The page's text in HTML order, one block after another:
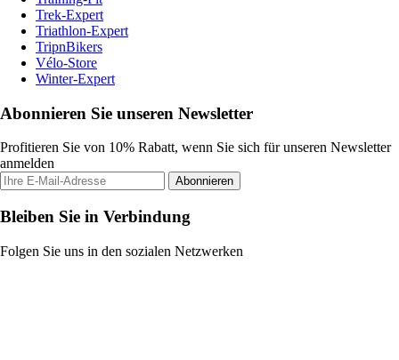
Trek-Expert
Triathlon-Expert
TripnBikers
Vélo-Store
Winter-Expert
Abonnieren Sie unseren Newsletter
Profitieren Sie von 10% Rabatt, wenn Sie sich für unseren Newsletter
anmelden
Abonnieren
Bleiben Sie in Verbindung
Folgen Sie uns in den sozialen Netzwerken